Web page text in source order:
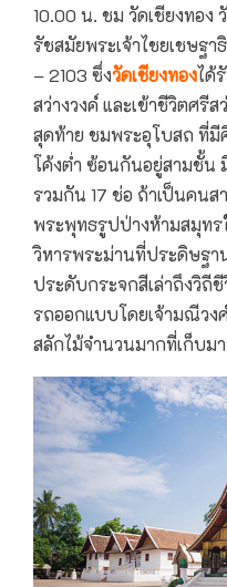
10.00 น. ชม วัดเชียงทอง
รัชสมัยพระเจ้าไชยเชษฐ
– 2103 ซึ่งวัดเชียงทองได้
สว่างวงค์ และเข้าชีวิตศรี
สุดท้าย ชมพระอุโบสถ ที่
โค้งตํ่า ซ้อนกันอยู่สามชั้น
รวมกัน 17 ช่อ ถ้าเป็นคน
พระพุทธรูปป่างห้ามสมุท
วิหารพระม่านที่ประดิษฐ
ประดับกระจกสีเล่าถึงวิถี
รถออกแบบโดยเจ้ามณีว
สลักไม้จำนวนมากที่เก็บม